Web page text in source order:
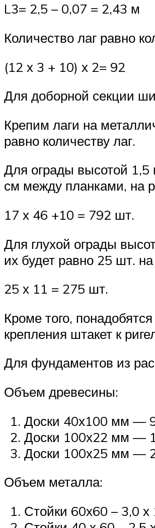
L3= 2,5 – 0,07 = 2,43 м
Количество лаг равно
(12 х 3 + 10) х 2= 92
Для доборной секции
Крепим лаги на
равно количеству лаг.
Для ограды высотой
см между планками, на
17 х 46 +10 = 792 шт.
Для глухой ограды
их будет равно 25 шт.
25 х 11 = 275 шт.
Кроме того,
крепления штакет к
Для фундаментов из
Объем древесины:
Доски 40х100 мм —
Доски 100х22 мм —
Доски 100х25 мм —
Объем металла:
Стойки 60х60 – 3,0